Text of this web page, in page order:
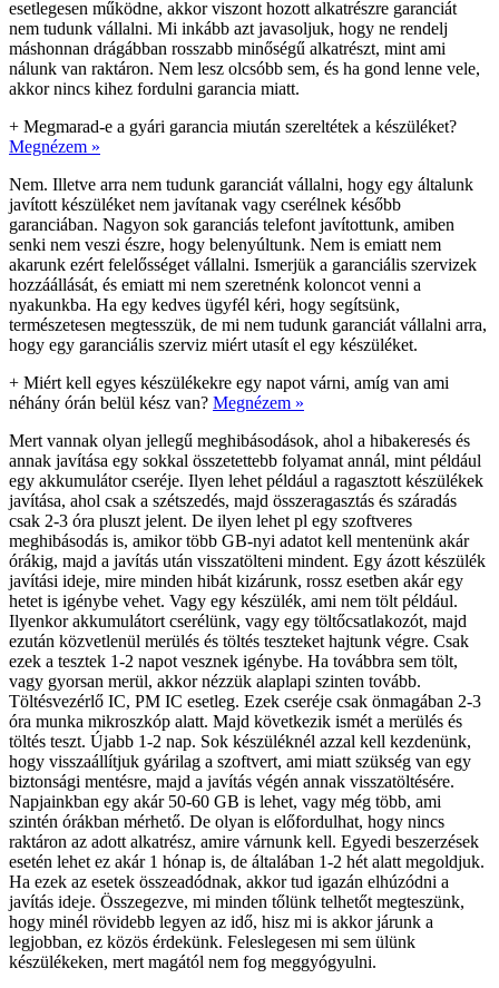
esetlegesen működne, akkor viszont hozott alkatrészre garanciát
nem tudunk vállalni. Mi inkább azt javasoljuk, hogy ne rendelj
máshonnan drágábban rosszabb minőségű alkatrészt, mint ami
nálunk van raktáron. Nem lesz olcsóbb sem, és ha gond lenne vele,
akkor nincs kihez fordulni garancia miatt.
+ Megmarad-e a gyári garancia miután szereltétek a készüléket?
Megnézem »
Nem. Illetve arra nem tudunk garanciát vállalni, hogy egy általunk
javított készüléket nem javítanak vagy cserélnek később
garanciában. Nagyon sok garanciás telefont javítottunk, amiben
senki nem veszi észre, hogy belenyúltunk. Nem is emiatt nem
akarunk ezért felelősséget vállalni. Ismerjük a garanciális szervizek
hozzáállását, és emiatt mi nem szeretnénk koloncot venni a
nyakunkba. Ha egy kedves ügyfél kéri, hogy segítsünk,
természetesen megtesszük, de mi nem tudunk garanciát vállalni arra,
hogy egy garanciális szerviz miért utasít el egy készüléket.
+ Miért kell egyes készülékekre egy napot várni, amíg van ami
néhány órán belül kész van? Megnézem »
Mert vannak olyan jellegű meghibásodások, ahol a hibakeresés és
annak javítása egy sokkal összetettebb folyamat annál, mint például
egy akkumulátor cseréje. Ilyen lehet például a ragasztott készülékek
javítása, ahol csak a szétszedés, majd összeragasztás és száradás
csak 2-3 óra pluszt jelent. De ilyen lehet pl egy szoftveres
meghibásodás is, amikor több GB-nyi adatot kell mentenünk akár
órákig, majd a javítás után visszatölteni mindent. Egy ázott készülék
javítási ideje, mire minden hibát kizárunk, rossz esetben akár egy
hetet is igénybe vehet. Vagy egy készülék, ami nem tölt például.
Ilyenkor akkumulátort cserélünk, vagy egy töltőcsatlakozót, majd
ezután közvetlenül merülés és töltés teszteket hajtunk végre. Csak
ezek a tesztek 1-2 napot vesznek igénybe. Ha továbbra sem tölt,
vagy gyorsan merül, akkor nézzük alaplapi szinten tovább.
Töltésvezérlő IC, PM IC esetleg. Ezek cseréje csak önmagában 2-3
óra munka mikroszkóp alatt. Majd következik ismét a merülés és
töltés teszt. Újabb 1-2 nap. Sok készüléknél azzal kell kezdenünk,
hogy visszaállítjuk gyárilag a szoftvert, ami miatt szükség van egy
biztonsági mentésre, majd a javítás végén annak visszatöltésére.
Napjainkban egy akár 50-60 GB is lehet, vagy még több, ami
szintén órákban mérhető. De olyan is előfordulhat, hogy nincs
raktáron az adott alkatrész, amire várnunk kell. Egyedi beszerzések
esetén lehet ez akár 1 hónap is, de általában 1-2 hét alatt megoldjuk.
Ha ezek az esetek összeadódnak, akkor tud igazán elhúzódni a
javítás ideje. Összegezve, mi minden tőlünk telhetőt megteszünk,
hogy minél rövidebb legyen az idő, hisz mi is akkor járunk a
legjobban, ez közös érdekünk. Feleslegesen mi sem ülünk
készülékeken, mert magától nem fog meggyógyulni.